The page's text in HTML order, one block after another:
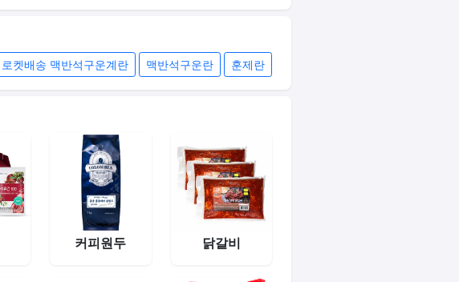
로켓배송 맥반석구운계란 맥반석구운란 훈제란
커피원두 닭갈비